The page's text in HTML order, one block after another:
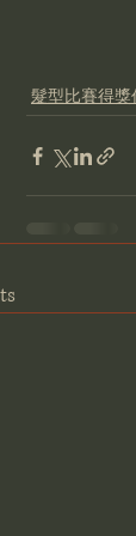
髮型比賽得獎